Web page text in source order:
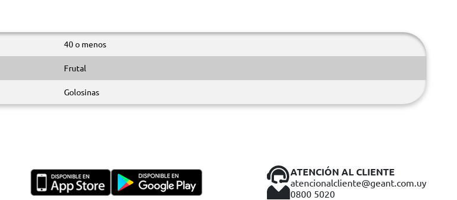
40 o menos
Frutal
Golosinas
ATENCIÓN AL CLIENTE
atencionalcliente@geant.com.uy
0800 5020